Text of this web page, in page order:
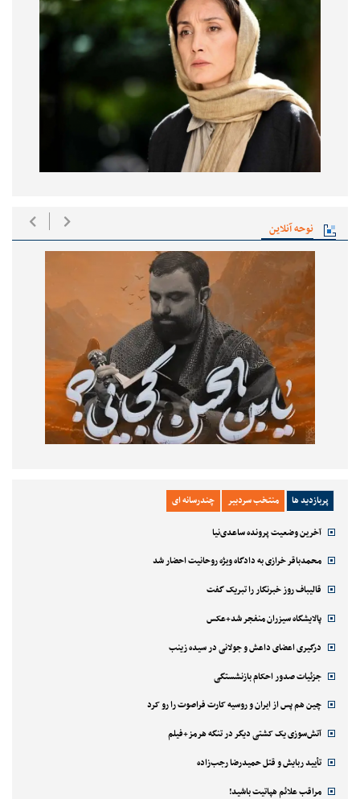
نوحه آنلاین
پربازدید ها منتخب سردبیر چندرسانه ای
آخرین وضعیت پرونده ساعدی‌نیا
محمدباقر خرازی به دادگاه ویژه روحانیت احضار شد
قالیباف روز خبرنگار را تبریک گفت
پالایشگاه سیزران منفجر شد+عکس
درگیری اعضای داعش و جولانی در سیده زینب
جزئیات صدور احکام بازنشستگی
چین هم پس از ایران و روسیه کارت فراصوت را رو کرد
آتش‌سوزی یک کشتی دیگر در تنگه هرمز+فیلم
تأیید ربایش و قتل حمیدرضا رجب‌زاده
مراقب علائم هپاتیت باشید!